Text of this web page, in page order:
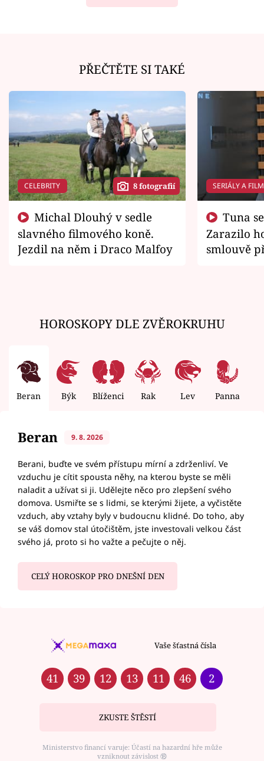
PŘEČTĚTE SI TAKÉ
CELEBRITY 8 fotografií
slavného filmového koně.
Jezdil na něm i Draco Malfoy
SERIÁLY A
Zarazilo
smlouvě
HOROSKOPY DLE ZVĚROKRUHU
Beran Býk Blíženci Rak Lev Panna
Beran 9. 8. 2026
Berani, buďte ve svém přístupu mírní a zdrženliví. Ve
vzduchu je cítit spousta něhy, na kterou byste se měli
naladit a užívat si ji. Udělejte něco pro zlepšení svého
domova. Usmiřte se s lidmi, se kterými žijete, a vyčistěte
vzduch, aby vztahy byly v budoucnu klidné. Do toho, aby
se váš domov stal útočištěm, jste investovali velkou část
svého já, proto si ho važte a pečujte o něj.
CELÝ HOROSKOP PRO DNEŠNÍ DEN
Vaše šťastná čísla
41 39 12 13 11 46 2
ZKUSTE ŠTĚSTÍ
Ministerstvo financí varuje: Účastí na hazardní hře může
vzniknout závislost ⑱